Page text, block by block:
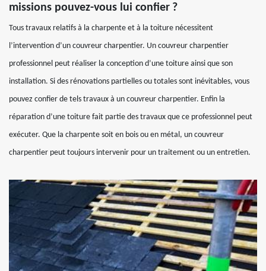
missions pouvez-vous lui confier ?
Tous travaux relatifs à la charpente et à la toiture nécessitent
l’intervention d’un couvreur charpentier. Un couvreur charpentier
professionnel peut réaliser la conception d’une toiture ainsi que son
installation. Si des rénovations partielles ou totales sont inévitables, vous
pouvez confier de tels travaux à un couvreur charpentier. Enfin la
réparation d’une toiture fait partie des travaux que ce professionnel peut
exécuter. Que la charpente soit en bois ou en métal, un couvreur
charpentier peut toujours intervenir pour un traitement ou un entretien.